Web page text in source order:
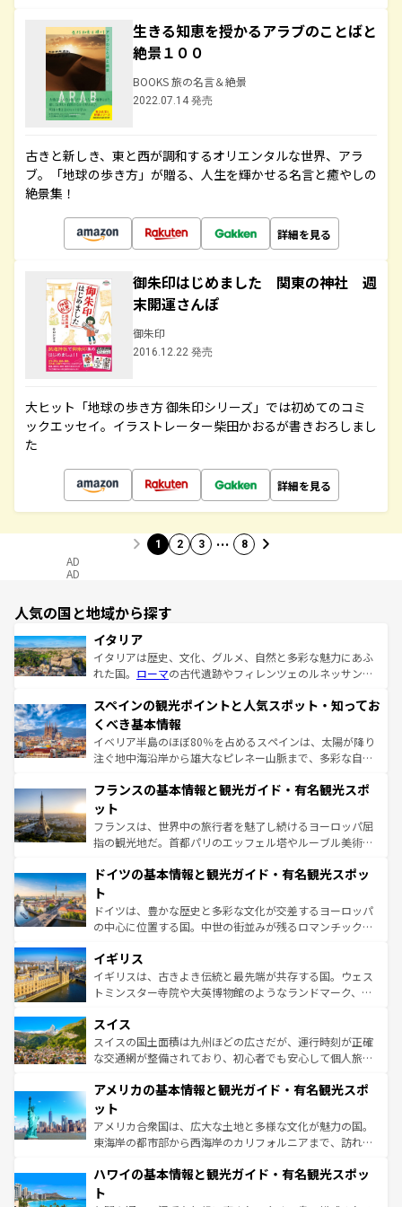
生きる知恵を授かるアラブのことばと
絶景１００
BOOKS 旅の名言＆絶景
2022.07.14 発売
古きと新しき、東と西が調和するオリエンタルな世界、アラ
ブ。「地球の歩き方」が贈る、人生を輝かせる名言と癒やしの
絶景集！
詳細を見る
御朱印はじめました 関東の神社 週
末開運さんぽ
御朱印
2016.12.22 発売
大ヒット「地球の歩き方 御朱印シリーズ」では初めてのコミ
ックエッセイ。イラストレーター柴田かおるが書きおろしまし
た
詳細を見る
1 2 3 … 8
AD
AD
人気の国と地域から探す
イタリア
イタリアは歴史、文化、グルメ、自然と多彩な魅力にあふ
れた国。 ローマの古代遺跡やフィレンツェのルネッサンス
ろん、トスカーナの美しい田園風景やアマルフィ海岸の絶
景など、自然景観も見逃せない。観光の合間には、本場の
ピザやパスタなど、絶品のイタリア料理を堪能することも
できる。朝目覚めてから夜眠るまで、すべての瞬間を楽し
なお、新着のイタリア情報はコンテンツ一覧を参照してほ
しい。
スペインの観光ポイントと人気スポット・知ってお
くべき基本情報
イベリア半島のほぼ80％を占めるスペインは、太陽が降り
注ぐ地中海沿岸から雄大なピレネー山脈まで、多彩な自然
文化が根付くこの国では、情熱的なフラメンコ、熱気あふ
れる闘牛、そして美味しいタパスが生活の一部となってい
る。首都マドリードの洗練された雰囲気や、バルセロナの
アートに溢れた街角から、地方では古代ローマ遺跡や中世
せる。地方によって風土や気候が異なるスペインはその個
ンテンツ一覧 を参照してほしい。
フランスの基本情報と観光ガイド・有名観光スポ
ット
フランスは、世界中の旅行者を魅了し続けるヨーロッパ屈
指の観光地だ。首都パリのエッフェル塔やルーブル美術館
で、幅広い魅力が詰まっている。華麗な宮殿、歴史的な大
聖堂、美しいビーチ、そして豊かな自然が、訪れる者を心
から魅了する。また、フランスは美食の国としても知ら
れ、フランス料理はユネスコ無形文化遺産にも登録されて
香り高いラベンダー畑など、多彩な楽しみ方が可能だ。さ
らに、パリ以外の地域にも魅力が溢れており、どの街角に
も豊かな歴史と文化が息づいている。パリ以外の個性あふ
を参照してほしい。
ドイツの基本情報と観光ガイド・有名観光スポッ
ト
ドイツは、豊かな歴史と多彩な文化が交差するヨーロッパ
の中心に位置する国。中世の街並みが残るロマンチック街
顔を持つこの国は、どこを歩いても飽きることがない。ベ
ルリンの文化的活気、バイエルン州のアルプスの絶景、そ
してライン川沿いのワイン畑といった風景は必見。ビール
は、お酒好きな人にはぜひ体験してほしい。 なお、新着の
ドイツ情報はコンテンツ一覧を参照してほしい。
イギリス
イギリスは、古きよき伝統と最先端が共存する国。ウェス
トミンスター寺院や大英博物館のようなランドマーク、歴
リアごとに異なる魅力がある。また、優雅なアフタヌーン
ティー、ビール好きにはたまらない英国パブ、サッカー観
戦など、本場だからこそできる体験も豊富。イギリスを旅
ンツ一覧を参照してほしい。
スイス
スイスの国土面積は九州ほどの広さだが、運行時刻が正確
な交通網が整備されており、初心者でも安心して個人旅行
の建物がそのまま残る町や、スイスならではのユニークな
博物館もあり、アルプス観光だけでなく町歩きも満喫する
ことができる。国民の所得が高いため物価も高いが、旅行
者向けの交通パス提供のサービスもあり、うまく活用すれ
着のスイス情報はコンテンツ一覧を参照してほしい。
アメリカの基本情報と観光ガイド・有名観光スポ
ット
アメリカ合衆国は、広大な土地と多様な文化が魅力の国。
東海岸の都市部から西海岸のカリフォルニアまで、訪れる
のような巨大都市は、観光、ショッピング、エンターテイ
ンメントが詰まった刺激的なスポットだ。一方、アメリカ
ハワイの基本情報と観光ガイド・有名観光スポッ
ト